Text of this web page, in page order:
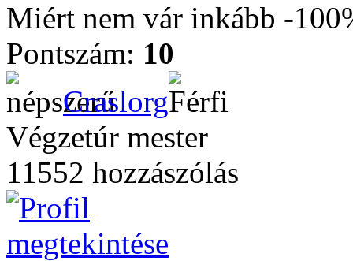
Miért nem vár inkább -
Pontszám: 10
Craslorg
Végzetúr mester
11552 hozzászólás